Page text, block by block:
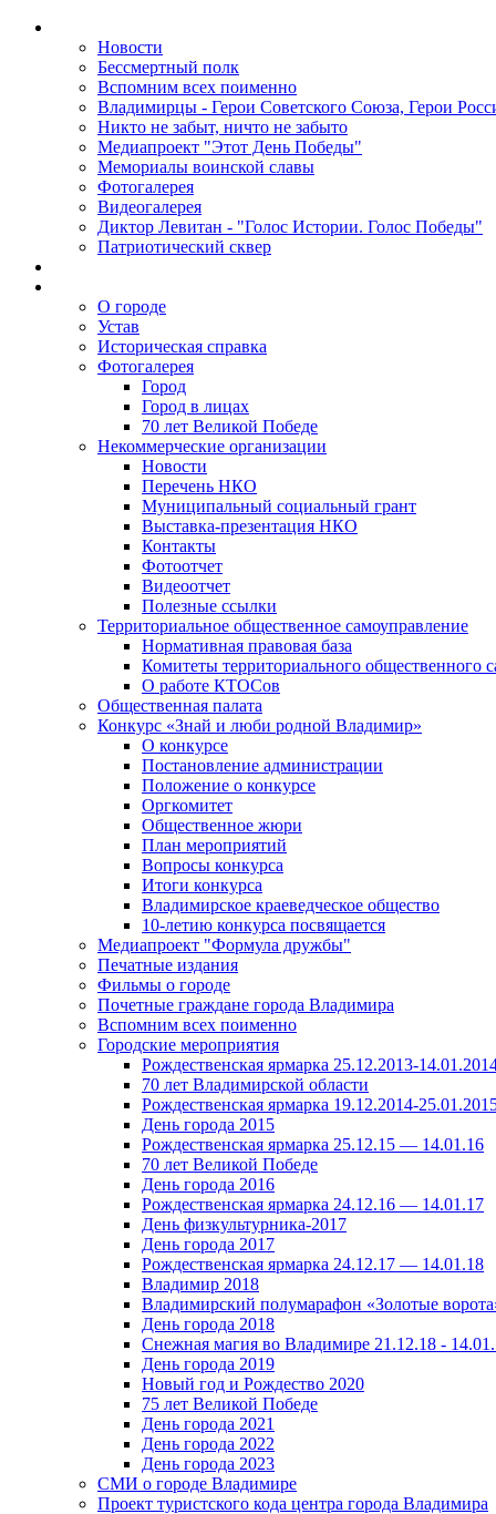
Новости
Бессмертный полк
Вспомним всех поименно
Владимирцы - Герои Советского Союза, Герои
Никто не забыт, ничто не забыто
Медиапроект "Этот День Победы"
Мемориалы воинской славы
Фотогалерея
Видеогалерея
Диктор Левитан - "Голос Истории. Голос Победы"
Патриотический сквер
О городе
Устав
Историческая справка
Фотогалерея
Город
Город в лицах
70 лет Великой Победе
Некоммерческие организации
Новости
Перечень НКО
Муниципальный социальный грант
Выставка-презентация НКО
Контакты
Фотоотчет
Видеоотчет
Полезные ссылки
Территориальное общественное самоуправление
Нормативная правовая база
Комитеты территориального общественного
О работе КТОСов
Общественная палата
Конкурс «Знай и люби родной Владимир»
О конкурсе
Постановление администрации
Положение о конкурсе
Оргкомитет
Общественное жюри
План мероприятий
Вопросы конкурса
Итоги конкурса
Владимирское краеведческое общество
10-летию конкурса посвящается
Медиапроект "Формула дружбы"
Печатные издания
Фильмы о городе
Почетные граждане города Владимира
Вспомним всех поименно
Городские мероприятия
Рождественская ярмарка 25.12.2013-
70 лет Владимирской области
Рождественская ярмарка 19.12.2014-
День города 2015
Рождественская ярмарка 25.12.15 — 14.01.16
70 лет Великой Победе
День города 2016
Рождественская ярмарка 24.12.16 — 14.01.17
День физкультурника-2017
День города 2017
Рождественская ярмарка 24.12.17 — 14.01.18
Владимир 2018
Владимирский полумарафон «Золотые
День города 2018
Снежная магия во Владимире 21.12.18 -
День города 2019
Новый год и Рождество 2020
75 лет Великой Победе
День города 2021
День города 2022
День города 2023
СМИ о городе Владимире
Проект туристского кода центра города Владимира